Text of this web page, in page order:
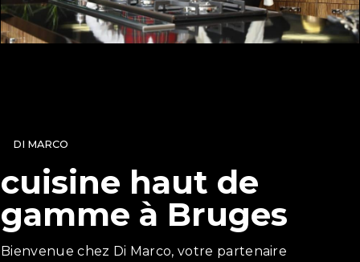
DI MARCO
cuisine haut de
gamme à Bruges
Bienvenue chez Di Marco, votre partenaire